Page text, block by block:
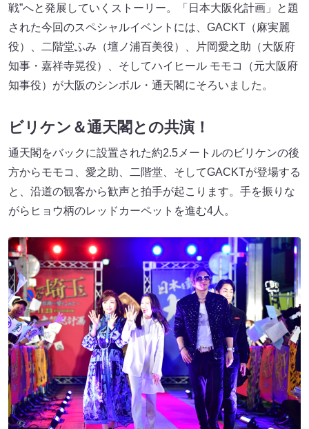
戦”へと発展していくストーリー。「日本大阪化計画」と題
された今回のスペシャルイベントには、GACKT（麻実麗
役）、二階堂ふみ（壇ノ浦百美役）、片岡愛之助（大阪府
知事・嘉祥寺晃役）、そしてハイヒール モモコ（元大阪府
知事役）が大阪のシンボル・通天閣にそろいました。
ビリケン＆通天閣との共演！
通天閣をバックに設置された約2.5メートルのビリケンの後
方からモモコ、愛之助、二階堂、そしてGACKTが登場する
と、沿道の観客から歓声と拍手が起こります。手を振りな
がらヒョウ柄のレッドカーペットを進む4人。